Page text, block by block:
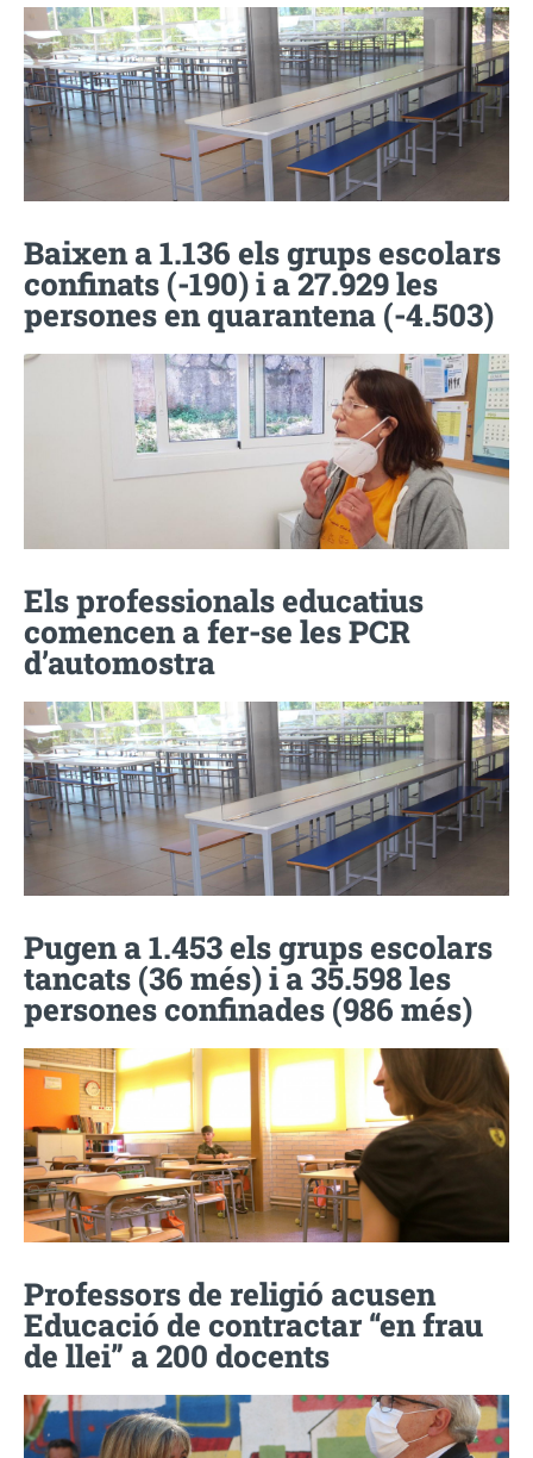
Baixen a 1.136 els grups escolars
confinats (-190) i a 27.929 les
persones en quarantena (-4.503)
Els professionals educatius
comencen a fer-se les PCR
d’automostra
Pugen a 1.453 els grups escolars
tancats (36 més) i a 35.598 les
persones confinades (986 més)
Professors de religió acusen
Educació de contractar “en frau
de llei” a 200 docents